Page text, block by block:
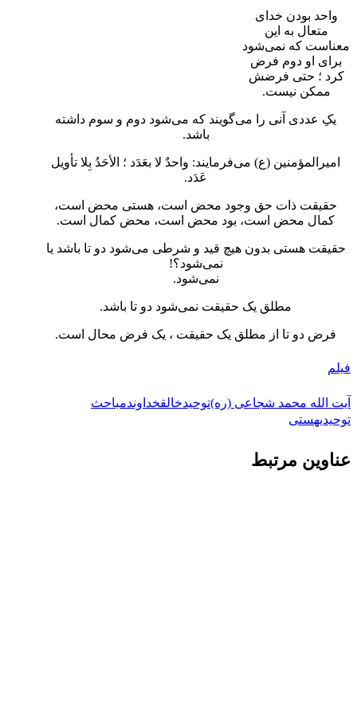
محضر نور
حال
مرکز نشر
واحد بودن خدای
متعال به این
معناست که نمی‌شود
برای او دوم فرض
کرد ؛ حتی فرضش
ممکن نیست.
یکِ عددی آنی را می‌گویند که می‌شود دوم و سوم داشته
باشد.
امیرالمؤمنین (ع) می‌فرمایند: واحدٌ لا بعَدَد ؛ الأحَدُ بِلا تأویل
عَدَد.
حقیقت ذات حق وجود محض است، هستی محض است،
کمال محض است، بود محض است، محض کمال است.
حقیقت هستی بدون هیچ قید و شرطی می‌شود دو تا باشد یا
نمی‌شود؟!
نمی‌شود.
مطلق یک حقیقت نمی‌شود دو تا باشد.
فرض دو تا از مطلق یک حقیقت ، یک فرض محال است.
فیلم
آیت الله محمد شجاعی (ره)توحیدخالقخداوندمباحث
توحیدیهستی
عناوین مرتبط